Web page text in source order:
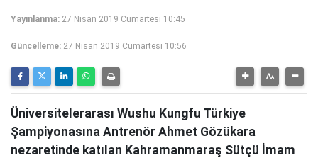
Yayınlanma: 27 Nisan 2019 Cumartesi 10:45
Güncelleme: 27 Nisan 2019 Cumartesi 10:56
Üniversitelerarası Wushu Kungfu Türkiye
Şampiyonasına Antrenör Ahmet Gözükara
nezaretinde katılan Kahramanmaraş Sütçü İmam